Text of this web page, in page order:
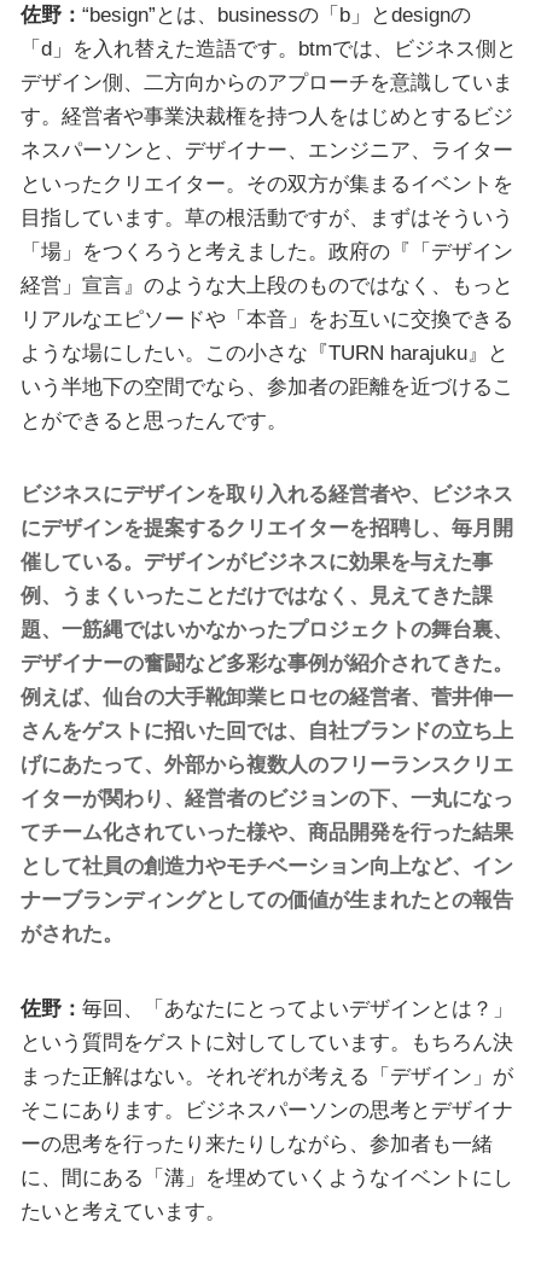
佐野： “besign”とは、businessの「b」とdesignの
「d」を入れ替えた造語です。btmでは、ビジネス側と
デザイン側、二方向からのアプローチを意識していま
す。経営者や事業決裁権を持つ人をはじめとするビジ
ネスパーソンと、デザイナー、エンジニア、ライター
といったクリエイター。その双方が集まるイベントを
目指しています。草の根活動ですが、まずはそういう
「場」をつくろうと考えました。政府の『「デザイン
経営」宣⾔』のような大上段のものではなく、もっと
リアルなエピソードや「本音」をお互いに交換できる
ような場にしたい。この小さな『TURN harajuku』と
いう半地下の空間でなら、参加者の距離を近づけるこ
とができると思ったんです。
ビジネスにデザインを取り入れる経営者や、ビジネス
にデザインを提案するクリエイターを招聘し、毎月開
催している。デザインがビジネスに効果を与えた事
例、うまくいったことだけではなく、見えてきた課
題、一筋縄ではいかなかったプロジェクトの舞台裏、
デザイナーの奮闘など多彩な事例が紹介されてきた。
例えば、仙台の大手靴卸業ヒロセの経営者、菅井伸一
さんをゲストに招いた回では、自社ブランドの立ち上
げにあたって、外部から複数人のフリーランスクリエ
イターが関わり、経営者のビジョンの下、一丸になっ
てチーム化されていった様や、商品開発を行った結果
として社員の創造力やモチベーション向上など、イン
ナーブランディングとしての価値が生まれたとの報告
がされた。
佐野： 毎回、「あなたにとってよいデザインとは？」
という質問をゲストに対してしています。もちろん決
まった正解はない。それぞれが考える「デザイン」が
そこにあります。ビジネスパーソンの思考とデザイナ
ーの思考を行ったり来たりしながら、参加者も一緒
に、間にある「溝」を埋めていくようなイベントにし
たいと考えています。